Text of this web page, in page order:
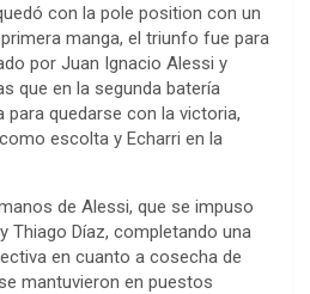
con la pole position con un
manga, el triunfo fue para
por Juan Ignacio Alessi y
que en la segunda batería
para quedarse con la victoria,
escolta y Echarri en la
de Alessi, que se impuso
Thiago Díaz, completando una
en cuanto a cosecha de
mantuvieron en puestos